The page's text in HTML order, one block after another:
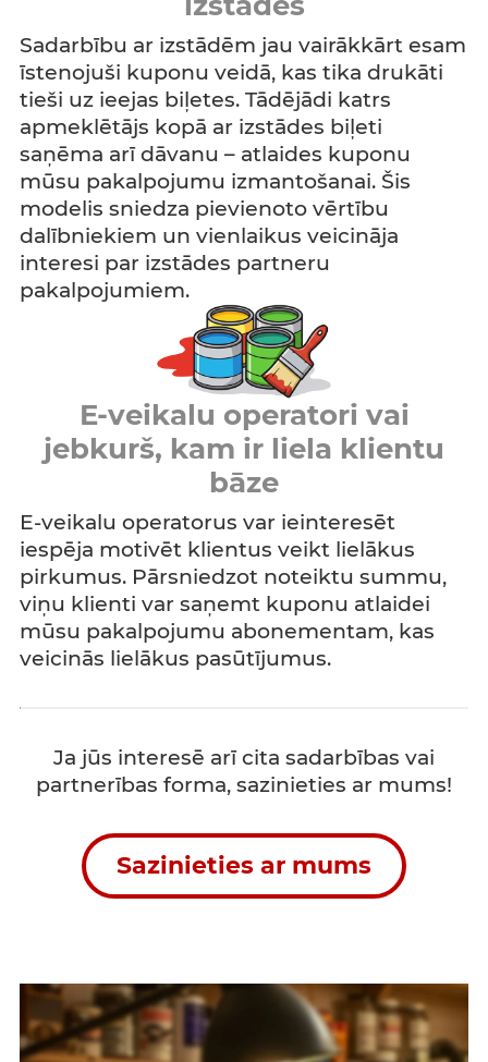
Sadarbību ar izstādēm jau vairākkārt esam
īstenojuši kuponu veidā, kas tika drukāti
tieši uz ieejas biļetes. Tādējādi katrs
apmeklētājs kopā ar izstādes biļeti
saņēma arī dāvanu – atlaides kuponu
mūsu pakalpojumu izmantošanai. Šis
modelis sniedza pievienoto vērtību
dalībniekiem un vienlaikus veicināja
interesi par izstādes partneru
pakalpojumiem.
E-veikalu operatori vai
jebkurš, kam ir liela klientu
bāze
E-veikalu operatorus var ieinteresēt
iespēja motivēt klientus veikt lielākus
pirkumus. Pārsniedzot noteiktu summu,
viņu klienti var saņemt kuponu atlaidei
mūsu pakalpojumu abonementam, kas
veicinās lielākus pasūtījumus.
Ja jūs interesē arī cita sadarbības vai
partnerības forma, sazinieties ar mums!
Sazinieties ar mums